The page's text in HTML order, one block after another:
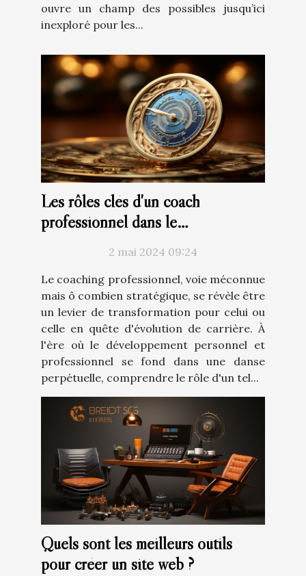
ouvre un champ des possibles jusqu’ici
inexploré pour les...
Les rôles clés d'un coach
professionnel dans le
2 mai 2024 09:24
Le coaching professionnel, voie méconnue
mais ô combien stratégique, se révèle être
un levier de transformation pour celui ou
celle en quête d'évolution de carrière. À
l'ère où le développement personnel et
professionnel se fond dans une danse
perpétuelle, comprendre le rôle d'un tel...
Quels sont les meilleurs outils
pour créer un site web ?